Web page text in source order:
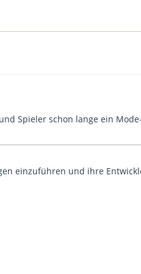
Spieler schon lange ein
einzuführen und ihre